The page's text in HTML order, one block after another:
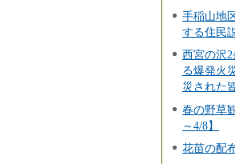
手稲山地
する住民
西宮の沢
る爆発火
災された
春の野草
～4/8】
花苗の配